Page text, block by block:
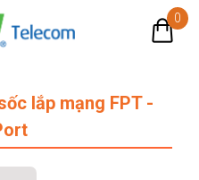
0
lắp mạng FPT -